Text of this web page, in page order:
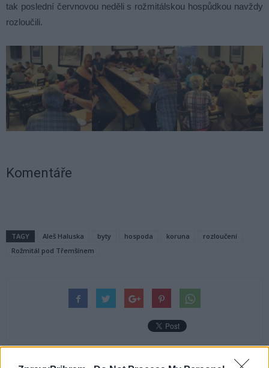
tak poslední červnovou neděli s rožmitálskou hospůdkou navždy
rozloučili.
Komentáře
TAGY Aleš Haluska byty hospoda koruna
rozloučení
Rožmitál pod Třemšínem